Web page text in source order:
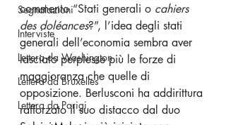
Segnalazioni
Interviste
Lettera da Washington
Lettera da Bruxelles
Lettera da Parigi
commento “Stati generali o cahiers
des doléances?”, l’idea degli stati
generali dell’economia sembra aver
lasciato perplesse più le forze di
maggioranza che quelle di
opposizione. Berlusconi ha addirittura
rafforzato il suo distacco dal duo